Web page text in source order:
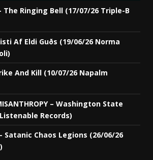
The Ringing Bell (17/07/26 Triple-B
Af Eldi Guðs (19/06/26 Norma
And Kill (10/07/26 Napalm
– Washington State
Records)
– Satanic Chaos Legions (26/06/26